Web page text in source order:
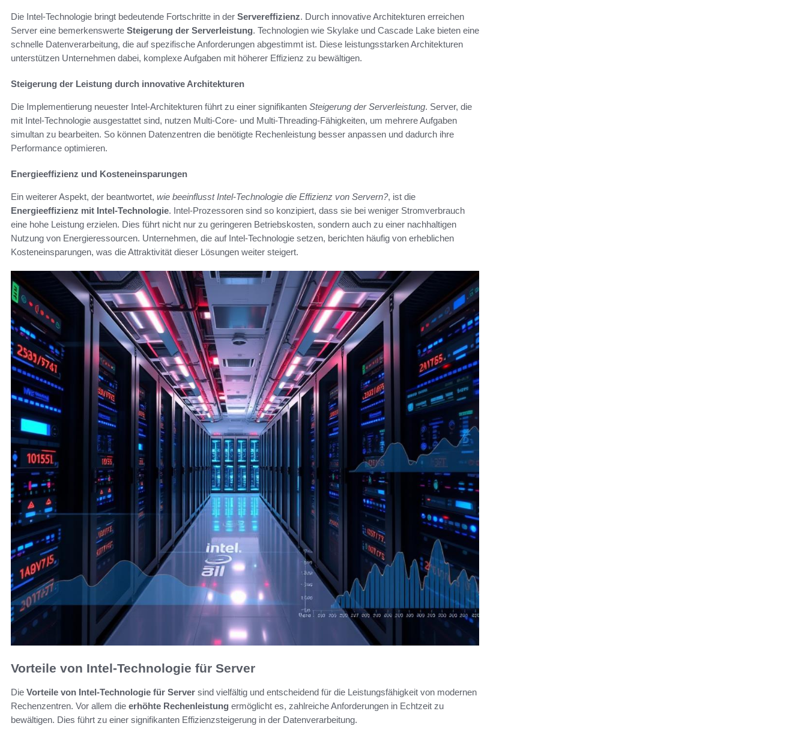
Die Intel-Technologie bringt bedeutende Fortschritte in der Servereffizienz. Durch innovative Architekturen erreichen
Server eine bemerkenswerte Steigerung der Serverleistung. Technologien wie Skylake und Cascade Lake bieten eine
schnelle Datenverarbeitung, die auf spezifische Anforderungen abgestimmt ist. Diese leistungsstarken Architekturen
unterstützen Unternehmen dabei, komplexe Aufgaben mit höherer Effizienz zu bewältigen.
Steigerung der Leistung durch innovative Architekturen
Die Implementierung neuester Intel-Architekturen führt zu einer signifikanten Steigerung der Serverleistung. Server, die
mit Intel-Technologie ausgestattet sind, nutzen Multi-Core- und Multi-Threading-Fähigkeiten, um mehrere Aufgaben
simultan zu bearbeiten. So können Datenzentren die benötigte Rechenleistung besser anpassen und dadurch ihre
Performance optimieren.
Energieeffizienz und Kosteneinsparungen
Ein weiterer Aspekt, der beantwortet, wie beeinflusst Intel-Technologie die Effizienz von Servern?, ist die
Energieeffizienz mit Intel-Technologie. Intel-Prozessoren sind so konzipiert, dass sie bei weniger Stromverbrauch
eine hohe Leistung erzielen. Dies führt nicht nur zu geringeren Betriebskosten, sondern auch zu einer nachhaltigen
Nutzung von Energieressourcen. Unternehmen, die auf Intel-Technologie setzen, berichten häufig von erheblichen
Kosteneinsparungen, was die Attraktivität dieser Lösungen weiter steigert.
Vorteile von Intel-Technologie für Server
Die Vorteile von Intel-Technologie für Server sind vielfältig und entscheidend für die Leistungsfähigkeit von modernen
Rechenzentren. Vor allem die erhöhte Rechenleistung ermöglicht es, zahlreiche Anforderungen in Echtzeit zu
bewältigen. Dies führt zu einer signifikanten Effizienzsteigerung in der Datenverarbeitung.